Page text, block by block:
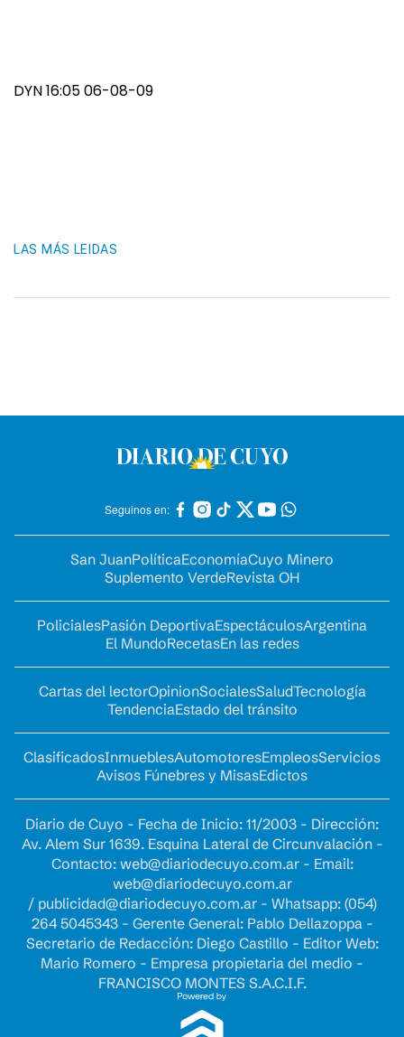
DYN 16:05 06-08-09
LAS MÁS LEIDAS
Seguinos en:
San JuanPolíticaEconomíaCuyo Minero
Suplemento VerdeRevista OH
PolicialesPasión DeportivaEspectáculosArgentina
El MundoRecetasEn las redes
Cartas del lectorOpinionSocialesSaludTecnología
TendenciaEstado del tránsito
ClasificadosInmueblesAutomotoresEmpleosServicios
Avisos Fúnebres y MisasEdictos
Diario de Cuyo - Fecha de Inicio: 11/2003 - Dirección:
Av. Alem Sur 1639. Esquina Lateral de Circunvalación -
Contacto: web@diariodecuyo.com.ar- Email:
web@diariodecuyo.com.ar
/ publicidad@diariodecuyo.com.ar- Whatsapp: (054)
264 5045343 - Gerente General: Pablo Dellazoppa -
Secretario de Redacción: Diego Castillo - Editor Web:
Mario Romero - Empresa propietaria del medio -
FRANCISCO MONTES S.A.C.I.F.